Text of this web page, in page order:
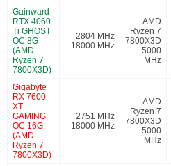
Gainward
RTX 4060
Ti GHOST
OC 8G
(AMD
Ryzen 7
7800X3D)
2804 MHz
18000 MHz
AMD
Ryzen 7
7800X3D
5000
MHz
Gigabyte
RX 7600
XT
GAMING
OC 16G
(AMD
Ryzen 7
7800X3D)
2751 MHz
18000 MHz
AMD
Ryzen 7
7800X3D
5000
MHz